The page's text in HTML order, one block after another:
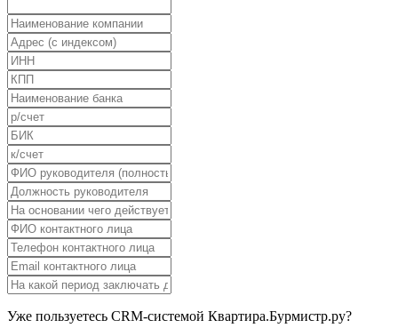
Уже пользуетесь CRM-системой Квартира.Бурмистр.ру?